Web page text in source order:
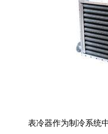
表冷器作为制冷系统